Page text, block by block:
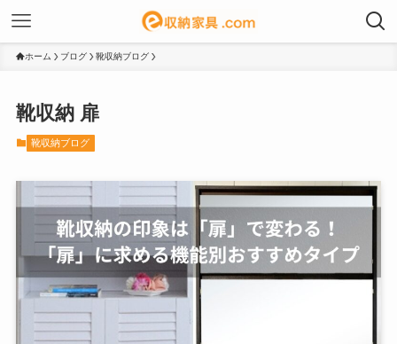
ホーム ブログ 靴収納ブログ
靴収納 扉
靴収納ブログ